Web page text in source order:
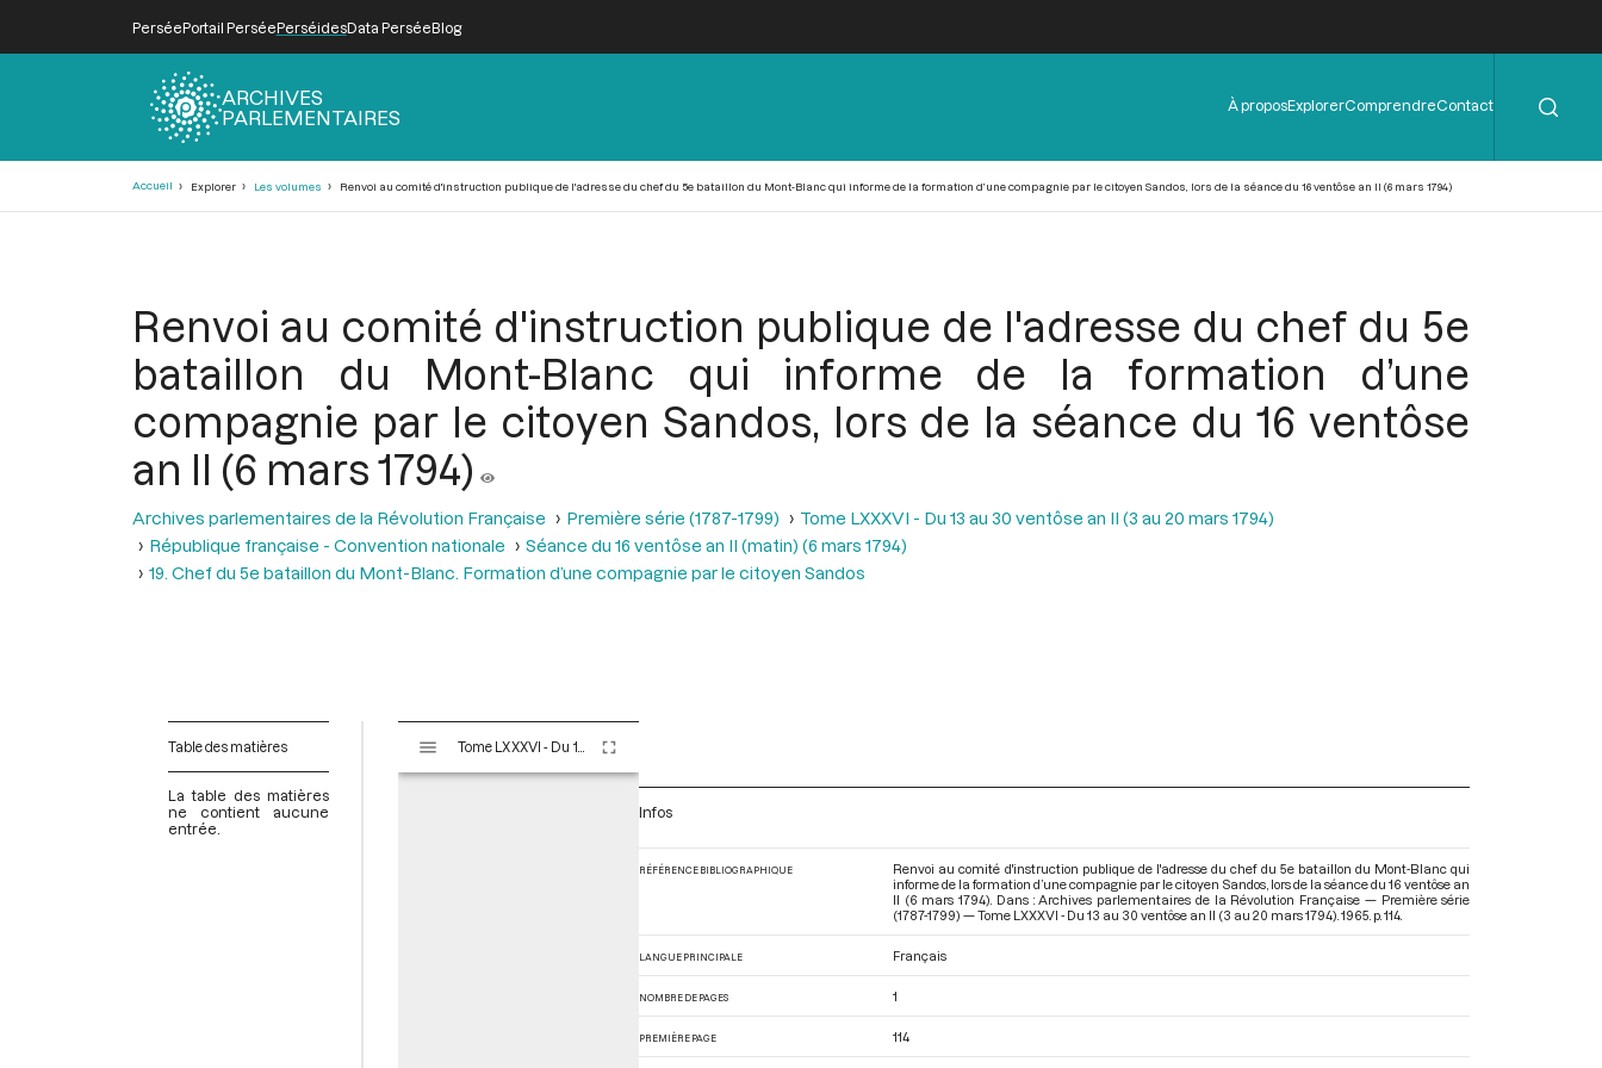
PerséePortail PerséePerséidesData PerséeBlog
ARCHIVES
PARLEMENTAIRES
Menu
de
À proposExplorerComprendreContact
Accueil Explorer Les volumes Renvoi au comité d'instruction publique de l'adresse du chef du 5e bataillon du Mont-Blanc qui informe de la formation d’une compagnie par le citoyen Sandos, lors de la séance du 16 ventôse an II (6 mars 1794)
Renvoi au comité d'instruction publique de l'adresse du chef du 5e
bataillon du Mont-Blanc qui informe de la formation d’une
compagnie par le citoyen Sandos, lors de la séance du 16 ventôse
an II (6 mars 1794)
Archives parlementaires de la Révolution Française Première série (1787-1799)
Tome LXXXVI - Du 13 au 30 ventôse an II (3 au 20 mars 1794)
République française - Convention nationale
Séance du 16 ventôse an II (matin) (6 mars 1794)
19. Chef du 5e bataillon du Mont-Blanc. Formation d’une compagnie par le citoyen Sandos
Table des matières
La table des matières
ne contient aucune
entrée.
s
Infos
RÉFÉRENCE BIBLIOGRAPHIQUE
Renvoi au comité d'instruction publique de l'adresse du chef du 5e bataillon du Mont-Blanc qui
informe de la formation d’une compagnie par le citoyen Sandos, lors de la séance du 16 ventôse an
II (6 mars 1794). Dans : Archives parlementaires de la Révolution Française — Première série
(1787-1799) — Tome LXXXVI - Du 13 au 30 ventôse an II (3 au 20 mars 1794) . 1965. p. 114.
LANGUE PRINCIPALE Français
NOMBRE DE PAGES 1
PREMIÈRE PAGE 114